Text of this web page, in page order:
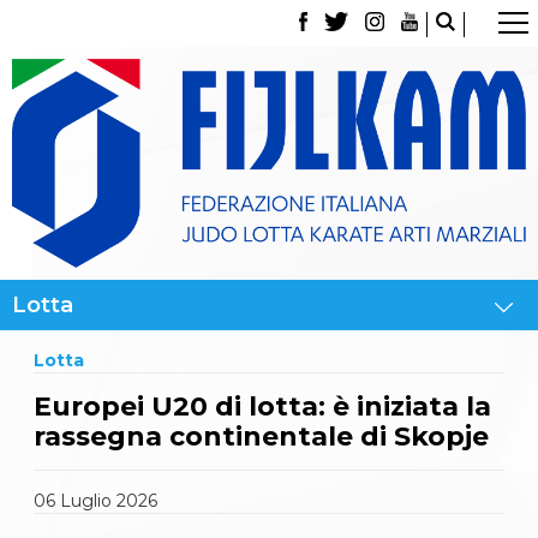
La Federazione
Tesseramento
Contatti
Norme e modulistica Affiliazioni e Tesseramenti
Classifica Società Sportive con più di 100 atleti
tesserati
Giustizia Sportiva
Partners
Trasparenza
Judo
Lotta
Europei U20 di lotta: è iniziata la
rassegna continentale di Skopje
06 Luglio2026